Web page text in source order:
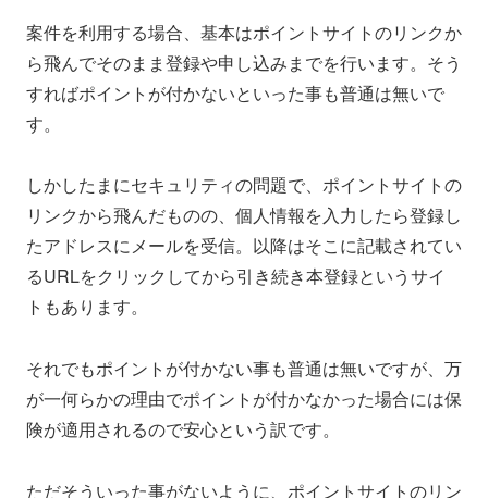
案件を利用する場合、基本はポイントサイトのリンクか
ら飛んでそのまま登録や申し込みまでを行います。そう
すればポイントが付かないといった事も普通は無いで
す。
しかしたまにセキュリティの問題で、ポイントサイトの
リンクから飛んだものの、個人情報を入力したら登録し
たアドレスにメールを受信。以降はそこに記載されてい
るURLをクリックしてから引き続き本登録というサイ
トもあります。
それでもポイントが付かない事も普通は無いですが、万
が一何らかの理由でポイントが付かなかった場合には保
険が適用されるので安心という訳です。
ただそういった事がないように、ポイントサイトのリン